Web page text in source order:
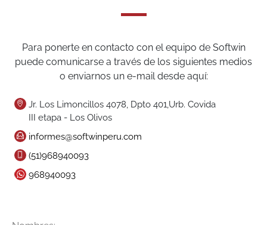
Para ponerte en contacto con el equipo de Softwin
puede comunicarse a través de los siguientes medios
o enviarnos un e-mail desde aquí:
Jr. Los Limoncillos 4078, Dpto 401,Urb. Covida
III etapa - Los Olivos
informes@softwinperu.com
(51)968940093
968940093